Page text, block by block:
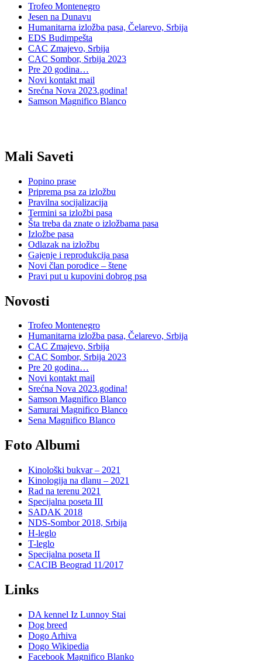
Trofeo Montenegro
Jesen na Dunavu
Humanitarna izložba pasa, Čelarevo, Srbija
EDS Budimpešta
CAC Zmajevo, Srbija
CAC Sombor, Srbija 2023
Pre 20 godina…
Novi kontakt mail
Srećna Nova 2023.godina!
Samson Magnifico Blanco
Mali Saveti
Popino prase
Priprema psa za izložbu
Pravilna socijalizacija
Termini sa izložbi pasa
Šta treba da znate o izložbama pasa
Izložbe pasa
Odlazak na izložbu
Gajenje i reprodukcija pasa
Novi član porodice – štene
Pravi put u kupovini dobrog psa
Novosti
Trofeo Montenegro
Humanitarna izložba pasa, Čelarevo, Srbija
CAC Zmajevo, Srbija
CAC Sombor, Srbija 2023
Pre 20 godina…
Novi kontakt mail
Srećna Nova 2023.godina!
Samson Magnifico Blanco
Samurai Magnifico Blanco
Sena Magnifico Blanco
Foto Albumi
Kinološki bukvar – 2021
Kinologija na dlanu – 2021
Rad na terenu 2021
Specijalna poseta III
SADAK 2018
NDS-Sombor 2018, Srbija
H-leglo
T-leglo
Specijalna poseta II
CACIB Beograd 11/2017
Links
DA kennel Iz Lunnoy Stai
Dog breed
Dogo Arhiva
Dogo Wikipedia
Facebook Magnifico Blanko